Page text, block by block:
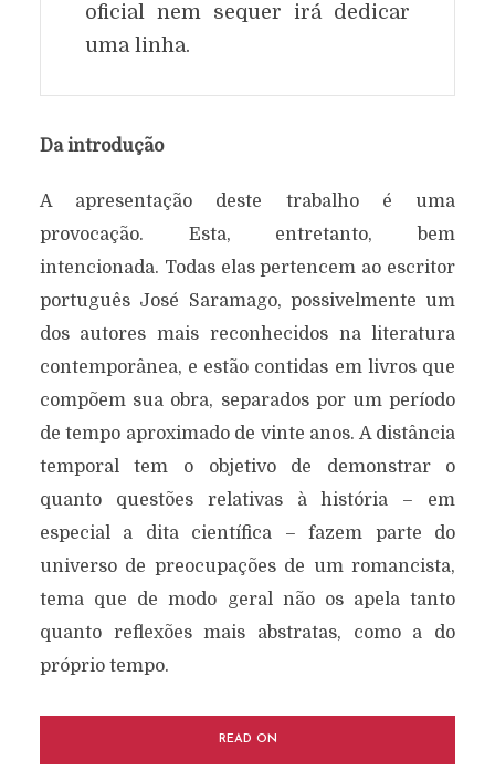
oficial nem sequer irá dedicar
uma linha.
Da introdução
A apresentação deste trabalho é uma
provocação. Esta, entretanto, bem
intencionada. Todas elas pertencem ao escritor
português José Saramago, possivelmente um
dos autores mais reconhecidos na literatura
contemporânea, e estão contidas em livros que
compõem sua obra, separados por um período
de tempo aproximado de vinte anos. A distância
temporal tem o objetivo de demonstrar o
quanto questões relativas à história – em
especial a dita científica – fazem parte do
universo de preocupações de um romancista,
tema que de modo geral não os apela tanto
quanto reflexões mais abstratas, como a do
próprio tempo.
READ ON